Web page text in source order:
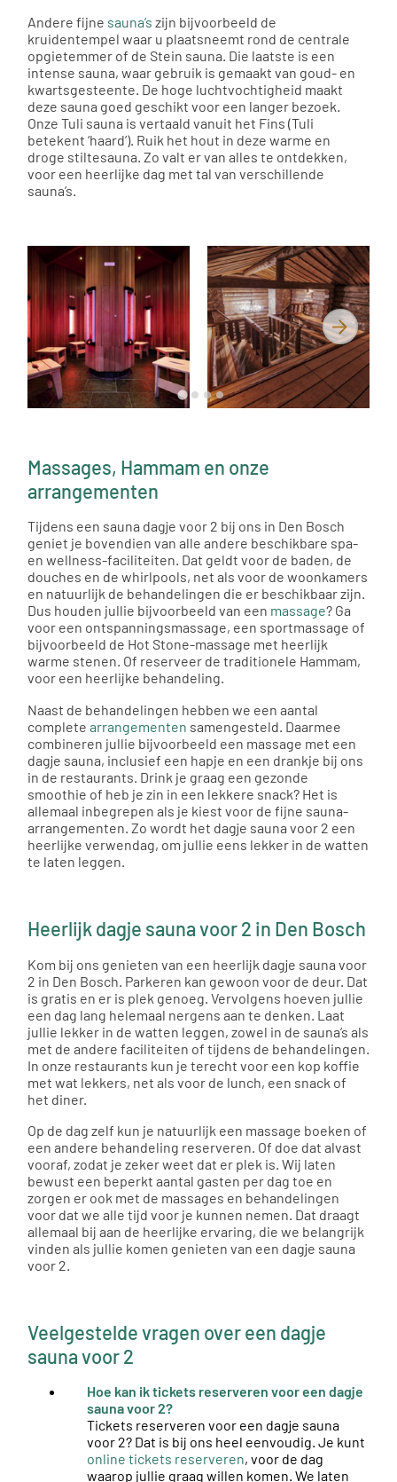
Andere fijne sauna’s zijn bijvoorbeeld de
kruidentempel waar u plaatsneemt rond de centrale
opgietemmer of de Stein sauna. Die laatste is een
intense sauna, waar gebruik is gemaakt van goud- en
kwartsgesteente. De hoge luchtvochtigheid maakt
deze sauna goed geschikt voor een langer bezoek.
Onze Tuli sauna is vertaald vanuit het Fins (Tuli
betekent ‘haard’). Ruik het hout in deze warme en
droge stiltesauna. Zo valt er van alles te ontdekken,
voor een heerlijke dag met tal van verschillende
sauna’s.
Massages, Hammam en onze
arrangementen
Tijdens een sauna dagje voor 2 bij ons in Den Bosch
geniet je bovendien van alle andere beschikbare spa-
en wellness-faciliteiten. Dat geldt voor de baden, de
douches en de whirlpools, net als voor de woonkamers
en natuurlijk de behandelingen die er beschikbaar zijn.
Dus houden jullie bijvoorbeeld van een massage? Ga
voor een ontspanningsmassage, een sportmassage of
bijvoorbeeld de Hot Stone-massage met heerlijk
warme stenen. Of reserveer de traditionele Hammam,
voor een heerlijke behandeling.
Naast de behandelingen hebben we een aantal
complete arrangementen samengesteld. Daarmee
combineren jullie bijvoorbeeld een massage met een
dagje sauna, inclusief een hapje en een drankje bij ons
in de restaurants. Drink je graag een gezonde
smoothie of heb je zin in een lekkere snack? Het is
allemaal inbegrepen als je kiest voor de fijne sauna-
arrangementen. Zo wordt het dagje sauna voor 2 een
heerlijke verwendag, om jullie eens lekker in de watten
te laten leggen.
Heerlijk dagje sauna voor 2 in Den Bosch
Kom bij ons genieten van een heerlijk dagje sauna voor
2 in Den Bosch. Parkeren kan gewoon voor de deur. Dat
is gratis en er is plek genoeg. Vervolgens hoeven jullie
een dag lang helemaal nergens aan te denken. Laat
jullie lekker in de watten leggen, zowel in de sauna’s als
met de andere faciliteiten of tijdens de behandelingen.
In onze restaurants kun je terecht voor een kop koffie
met wat lekkers, net als voor de lunch, een snack of
het diner.
Op de dag zelf kun je natuurlijk een massage boeken of
een andere behandeling reserveren. Of doe dat alvast
vooraf, zodat je zeker weet dat er plek is. Wij laten
bewust een beperkt aantal gasten per dag toe en
zorgen er ook met de massages en behandelingen
voor dat we alle tijd voor je kunnen nemen. Dat draagt
allemaal bij aan de heerlijke ervaring, die we belangrijk
vinden als jullie komen genieten van een dagje sauna
voor 2.
Veelgestelde vragen over een dagje
sauna voor 2
Hoe kan ik tickets reserveren voor een dagje
sauna voor 2?
Tickets reserveren voor een dagje sauna
voor 2? Dat is bij ons heel eenvoudig. Je kunt
online tickets reserveren, voor de dag
waarop jullie graag willen komen. We laten